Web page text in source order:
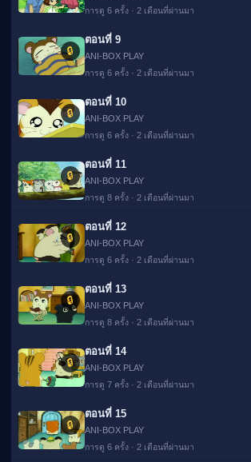
การดู 6 ครั้ง · 2 เดือนที่ผ่านมา
🔒
ตอนที่ 9
ANI-BOX PLAY
การดู 6 ครั้ง · 2 เดือนที่ผ่านมา
🔒
ตอนที่ 10
ANI-BOX PLAY
การดู 6 ครั้ง · 2 เดือนที่ผ่านมา
🔒
ตอนที่ 11
ANI-BOX PLAY
การดู 8 ครั้ง · 2 เดือนที่ผ่านมา
🔒
ตอนที่ 12
ANI-BOX PLAY
การดู 6 ครั้ง · 2 เดือนที่ผ่านมา
🔒
ตอนที่ 13
ANI-BOX PLAY
การดู 8 ครั้ง · 2 เดือนที่ผ่านมา
🔒
ตอนที่ 14
ANI-BOX PLAY
การดู 7 ครั้ง · 2 เดือนที่ผ่านมา
🔒
ตอนที่ 15
ANI-BOX PLAY
การดู 6 ครั้ง · 2 เดือนที่ผ่านมา